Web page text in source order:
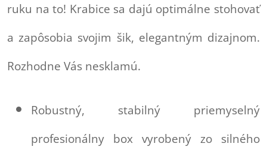
ruku na to! Krabice sa dajú optimálne stohovať
a zapôsobia svojim šik, elegantným dizajnom.
Rozhodne Vás nesklamú.
Robustný, stabilný priemyselný
profesionálny box vyrobený zo silného